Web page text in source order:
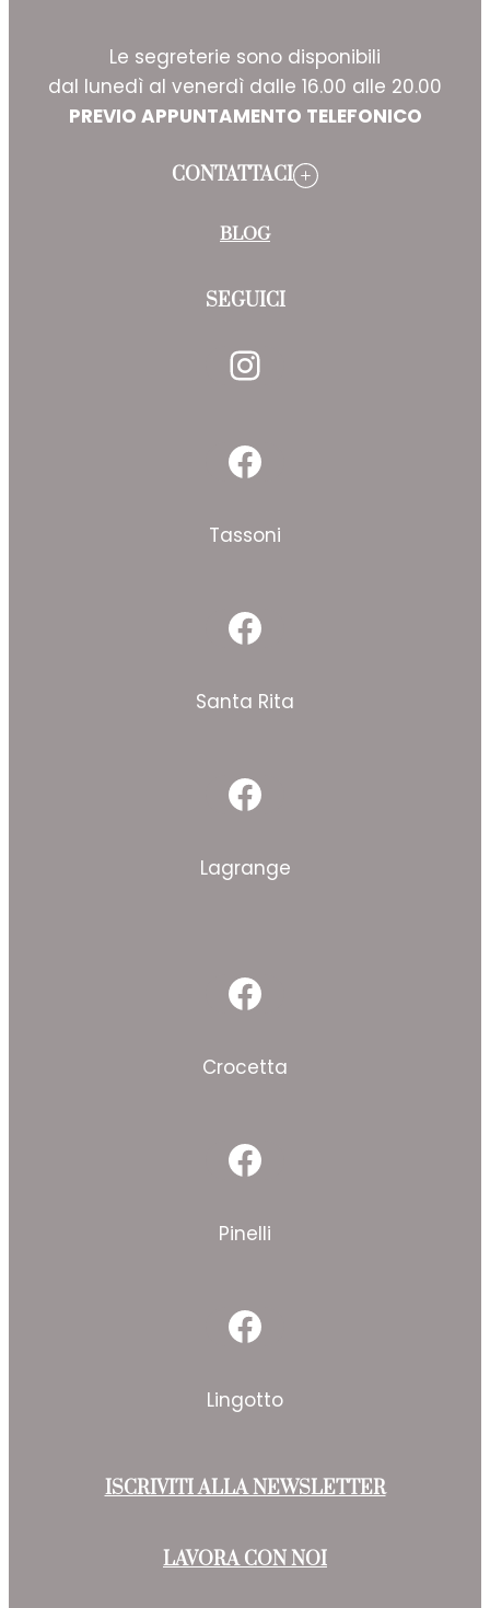
Le segreterie sono disponibili
dal lunedì al venerdì dalle 16.00 alle 20.00
PREVIO APPUNTAMENTO TELEFONICO
CONTATTACI
BLOG
SEGUICI
Instagram
Facebook
Tassoni
Facebook
Santa Rita
Facebook
Lagrange
Facebook
Crocetta
Facebook
Pinelli
Facebook
Lingotto
ISCRIVITI ALLA NEWSLETTER
LAVORA CON NOI